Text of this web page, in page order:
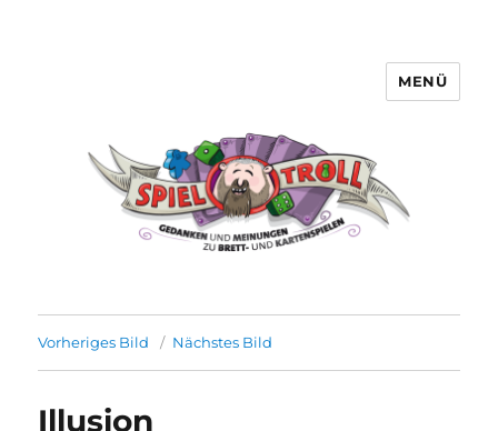
MENÜ
Vorheriges Bild Nächstes Bild
Illusion